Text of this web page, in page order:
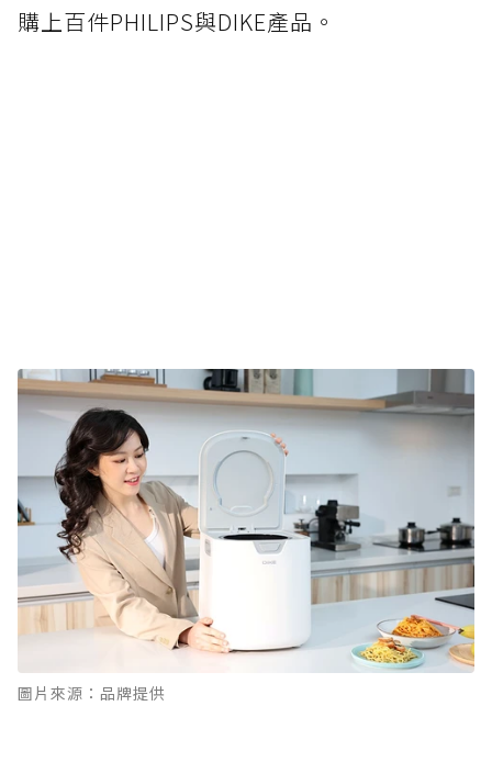
購上百件PHILIPS與DIKE產品。
圖片來源：品牌提供